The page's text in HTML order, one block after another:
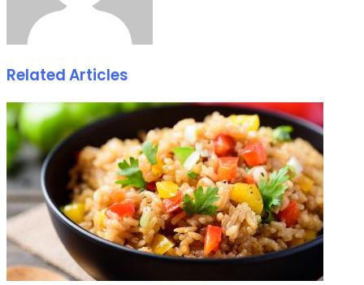
Related Articles